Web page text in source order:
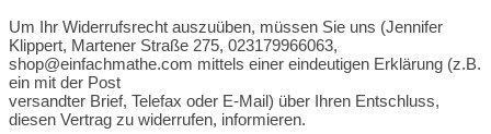
Um Ihr Widerrufsrecht auszuüben, müssen Sie uns (Jennifer
Klippert, Martener Straße 275, 023179966063,
shop@einfachmathe.com mittels einer eindeutigen Erklärung (z.B.
ein mit der Post
versandter Brief, Telefax oder E-Mail) über Ihren Entschluss,
diesen Vertrag zu widerrufen, informieren.